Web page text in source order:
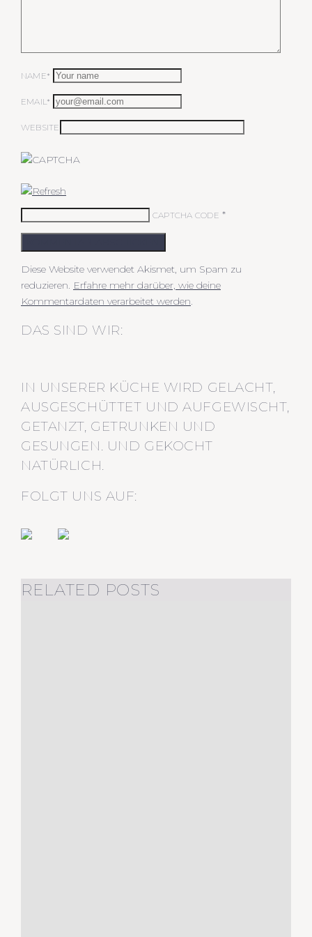
NAME*
EMAIL*
WEBSITE
CAPTCHA CODE *
Diese Website verwendet Akismet, um Spam zu
reduzieren. Erfahre mehr darüber, wie deine
Kommentardaten verarbeitet werden.
DAS SIND WIR:
IN UNSERER KÜCHE WIRD GELACHT,
AUSGESCHÜTTET UND AUFGEWISCHT,
GETANZT, GETRUNKEN UND
GESUNGEN. UND GEKOCHT
NATÜRLICH.
FOLGT UNS AUF:
RELATED POSTS